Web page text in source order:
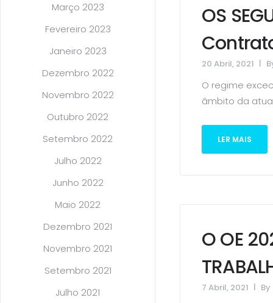
Março 2023
Fevereiro 2023
Janeiro 2023
Dezembro 2022
Novembro 2022
Outubro 2022
Setembro 2022
Julho 2022
Junho 2022
Maio 2022
Dezembro 2021
Novembro 2021
Setembro 2021
Julho 2021
OS
20 Abril, 2021
O regime
âmbito da
LER MAIS
O OE
7 Abril, 2021 By